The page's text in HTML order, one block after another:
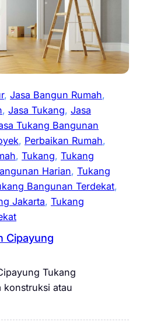
, Jasa Bangun Rumah
, Jasa Tukang, Jasa
Tukang Bangunan
, Perbaikan Rumah
, Tukang, Tukang
Harian, Tukang
Bangunan Terdekat
Jakarta, Tukang
Cipayung
Tukang
konstruksi atau